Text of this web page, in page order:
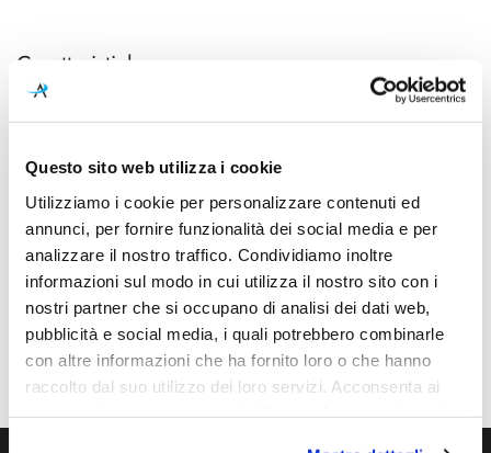
Questo sito web utilizza i cookie
Utilizziamo i cookie per personalizzare contenuti ed
annunci, per fornire funzionalità dei social media e per
analizzare il nostro traffico. Condividiamo inoltre
informazioni sul modo in cui utilizza il nostro sito con i
nostri partner che si occupano di analisi dei dati web,
pubblicità e social media, i quali potrebbero combinarle
con altre informazioni che ha fornito loro o che hanno
raccolto dal suo utilizzo dei loro servizi. Acconsenta ai
Caratteristiche
Cod.Art.
A2121220R
2700K
Dimensioni
Ø 82mm - H 76mm (Spazio
minimo incasso 86mm)
Sorgente luminosa
Led integrato
Potenza e attacco
7W - 2700K - 910Lm - CRI90
Dimmerazione
Phase cut
Classe energetica
A++, A+, A
Mpn
A2121220R